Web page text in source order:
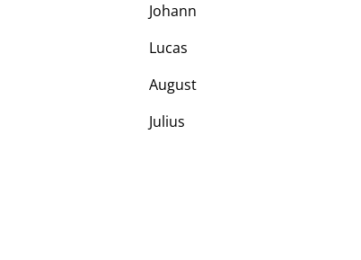
Johann
Lucas
August
Julius